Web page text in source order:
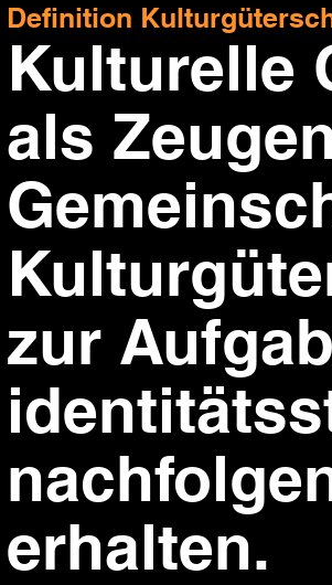
Definition
Kulturelle
als
zur
erhalten.